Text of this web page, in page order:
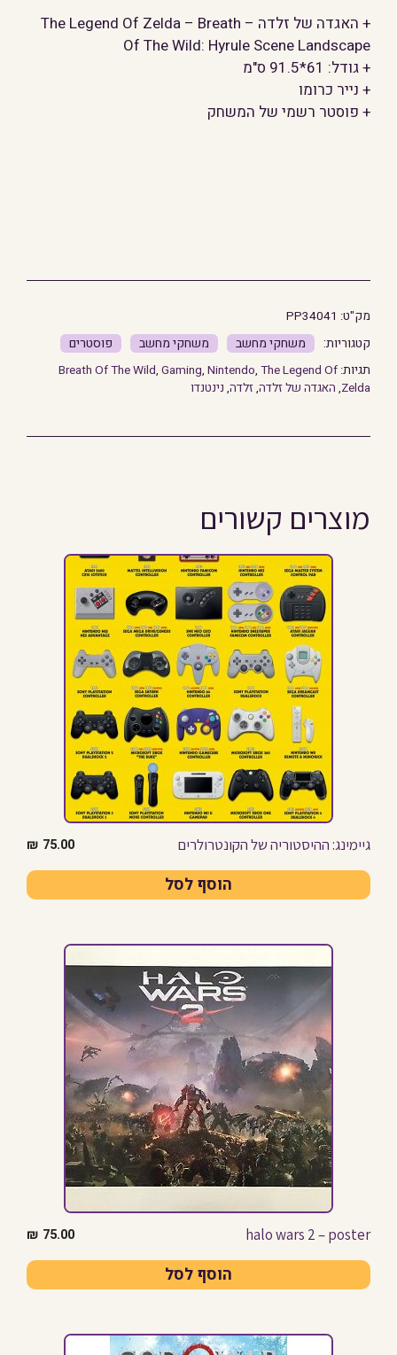
זלדה:
Hyrule
Scene
Landscape
+ האגדה של זלדה – The Legend Of Zelda – Breath
Of The Wild: Hyrule Scene Landscape
+ גודל: 61*91.5 ס"מ
+ נייר כרומו
+ פוסטר רשמי של המשחק
מק"ט: PP34041
משחקי מחשב משחקי מחשב פוסטרים
תגיות: Breath Of The Wild, Gaming, Nintendo, The Legend Of
Zelda
, האגדה של זלדה,זלדה, נינטנדו
מוצרים קשורים
גיימינג: ההיסטוריה של הקונטרולרים 75.00
₪
הוסף לסל
halo wars 2 – poster
75.00
₪
הוסף לסל